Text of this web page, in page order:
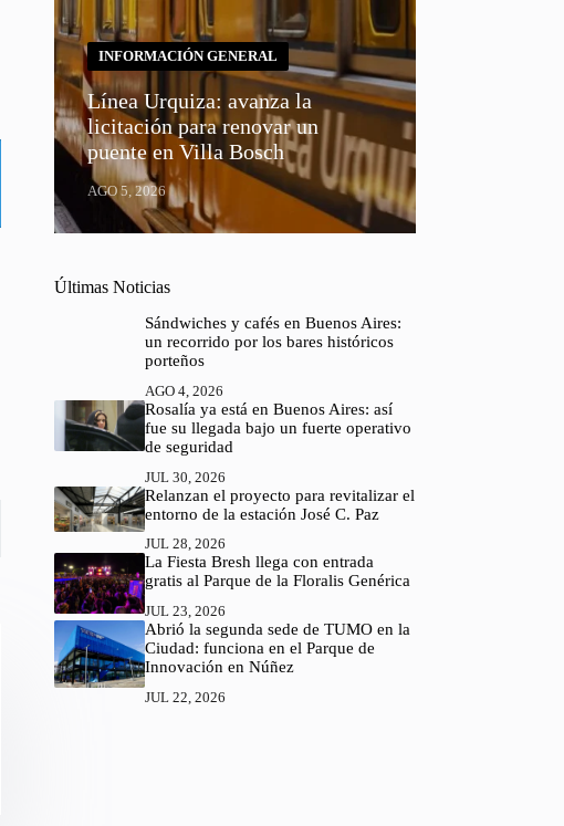
INFORMACIÓN GENERAL
Línea Urquiza: avanza la
licitación para renovar un
puente en Villa Bosch
AGO 5, 2026
Últimas Noticias
Sándwiches y cafés en Buenos Aires:
un recorrido por los bares históricos
porteños
AGO 4, 2026
Rosalía ya está en Buenos Aires: así
fue su llegada bajo un fuerte operativo
de seguridad
JUL 30, 2026
Relanzan el proyecto para revitalizar el
entorno de la estación José C. Paz
JUL 28, 2026
La Fiesta Bresh llega con entrada
gratis al Parque de la Floralis Genérica
JUL 23, 2026
Abrió la segunda sede de TUMO en la
Ciudad: funciona en el Parque de
Innovación en Núñez
JUL 22, 2026